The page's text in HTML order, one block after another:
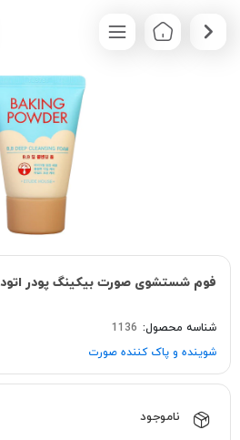
فوم شستشوی صورت بیکینگ پودر اتود 30 گرم
شناسه محصول: 1136
شوینده و پاک‌ کننده صورت
ناموجود